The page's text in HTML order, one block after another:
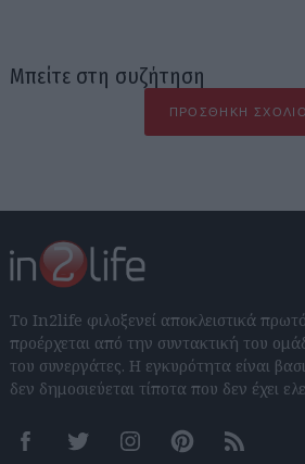
Μπείτε στη συζήτηση
ΠΡΟΣΘΉΚΗ
Το In2life φιλοξενεί αποκλειστικά
προέρχεται από την συντακτική του
του συνεργάτες. Η εγκυρότητα είναι
δεν δημοσιεύεται τίποτα που δεν έχει
FacebookTwitter InstagramPinterestRSS feeds